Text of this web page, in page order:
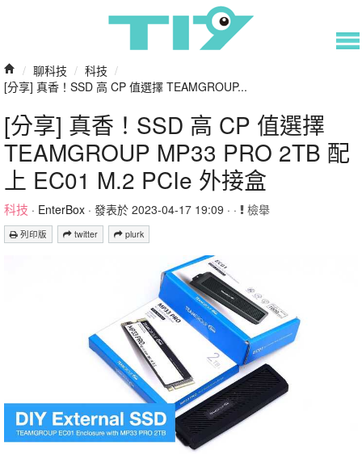
/ 聊科技 / 科技 /
[分享] 真香！SSD 高 CP 值選擇 TEAMGROUP...
[分享] 真香！SSD 高 CP 值選擇
TEAMGROUP MP33 PRO 2TB 配
上 EC01 M.2 PCIe 外接盒
科技 · EnterBox · 發表於 2023-04-17 19:09 · · 檢舉
列印版 twitter plurk